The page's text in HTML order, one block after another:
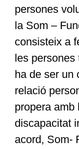
persones
la Som –
consisteix a
les
ha de ser un
relació
propera amb
discapacitat
acord, Som-